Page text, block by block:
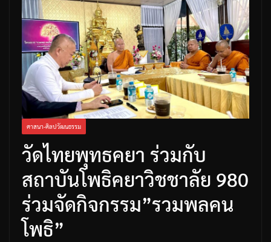
ศาสนา-ศิลปวัฒนธรรม
วัดไทยพุทธคยา ร่วมกับ
สถาบันโพธิคยาวิชชาลัย 980
ร่วมจัดกิจกรรม”รวมพลคน
โพธิ”